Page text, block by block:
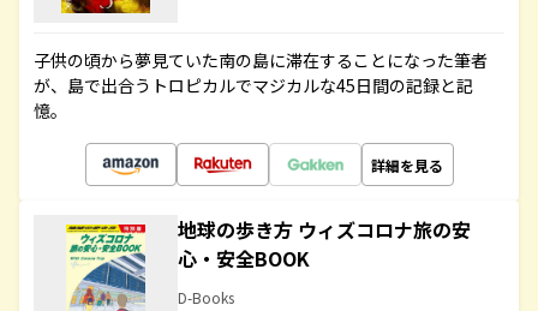
子供の頃から夢見ていた南の島に滞在することになった筆者
が、島で出合うトロピカルでマジカルな45日間の記録と記
憶。
詳細を見る
地球の歩き方 ウィズコロナ旅の安
心・安全BOOK
D-Books